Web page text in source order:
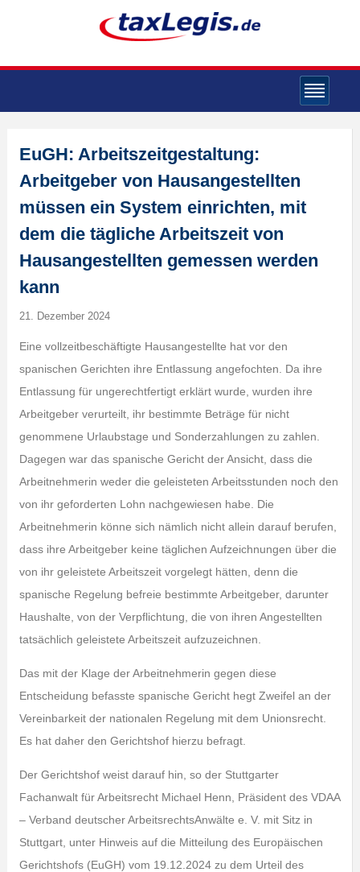
EuGH: Arbeitszeitgestaltung:
Arbeitgeber von Hausangestellten
müssen ein System einrichten, mit
dem die tägliche Arbeitszeit von
Hausangestellten gemessen werden
kann
21. Dezember 2024
Eine vollzeitbeschäftigte Hausangestellte hat vor den
spanischen Gerichten ihre Entlassung angefochten. Da ihre
Entlassung für ungerechtfertigt erklärt wurde, wurden ihre
Arbeitgeber verurteilt, ihr bestimmte Beträge für nicht
genommene Urlaubstage und Sonderzahlungen zu zahlen.
Dagegen war das spanische Gericht der Ansicht, dass die
Arbeitnehmerin weder die geleisteten Arbeitsstunden noch den
von ihr geforderten Lohn nachgewiesen habe. Die
Arbeitnehmerin könne sich nämlich nicht allein darauf berufen,
dass ihre Arbeitgeber keine täglichen Aufzeichnungen über die
von ihr geleistete Arbeitszeit vorgelegt hätten, denn die
spanische Regelung befreie bestimmte Arbeitgeber, darunter
Haushalte, von der Verpflichtung, die von ihren Angestellten
tatsächlich geleistete Arbeitszeit aufzuzeichnen.
Das mit der Klage der Arbeitnehmerin gegen diese
Entscheidung befasste spanische Gericht hegt Zweifel an der
Vereinbarkeit der nationalen Regelung mit dem Unionsrecht.
Es hat daher den Gerichtshof hierzu befragt.
Der Gerichtshof weist darauf hin, so der Stuttgarter
Fachanwalt für Arbeitsrecht Michael Henn, Präsident des VDAA
– Verband deutscher ArbeitsrechtsAnwälte e. V. mit Sitz in
Stuttgart, unter Hinweis auf die Mitteilung des Europäischen
Gerichtshofs (EuGH) vom 19.12.2024 zu dem Urteil des